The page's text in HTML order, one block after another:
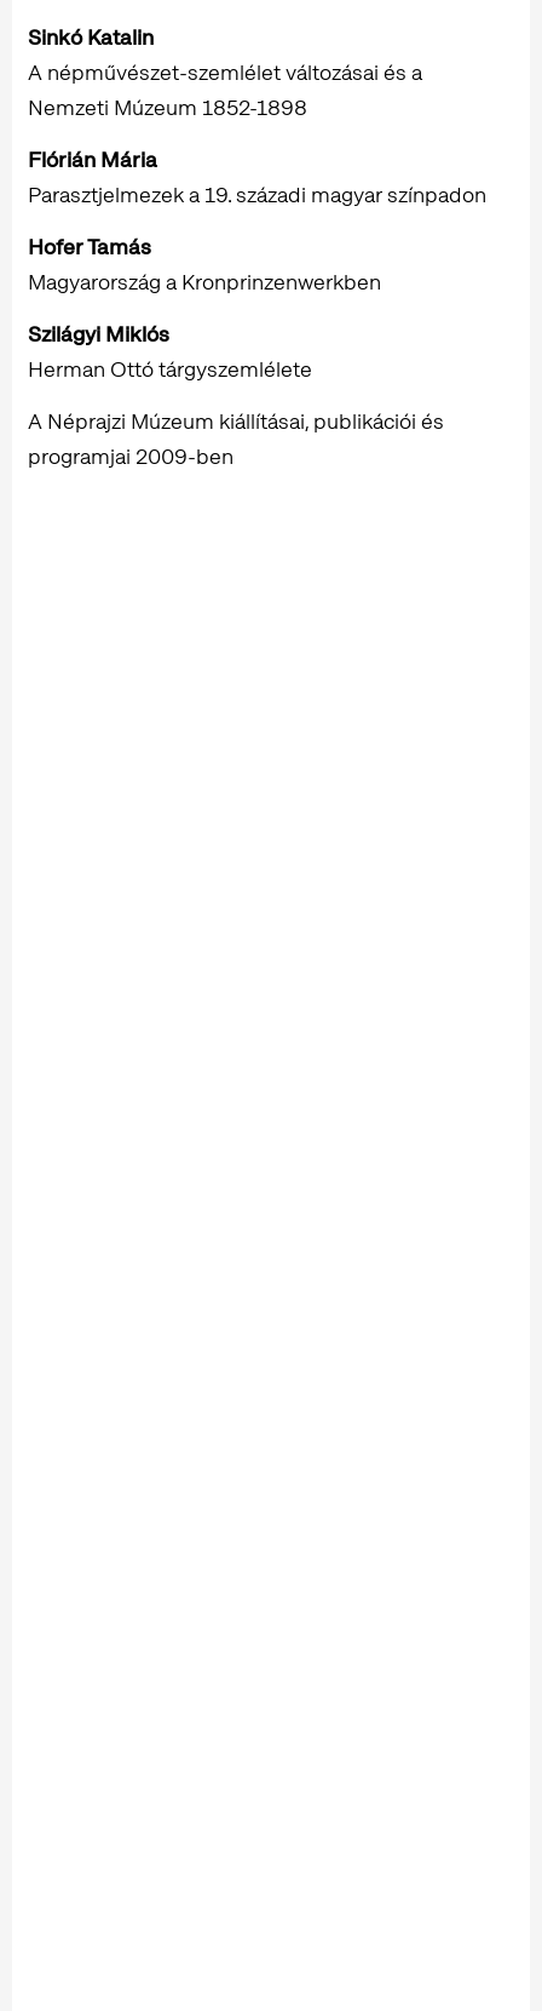
Sinkó Katalin
A népművészet-szemlélet változásai és a
Nemzeti Múzeum 1852-1898
Flórián Mária
Parasztjelmezek a 19. századi magyar színpadon
Hofer Tamás
Magyarország a Kronprinzenwerkben
Szilágyi Miklós
Herman Ottó tárgyszemlélete
A Néprajzi Múzeum kiállításai, publikációi és
programjai 2009-ben